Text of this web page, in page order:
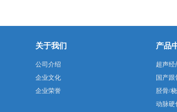
关于我们
公司介绍
企业文化
企业荣誉
产品
超声
国产跟
胫骨/
动脉硬